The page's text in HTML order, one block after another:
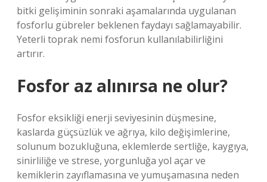
bitki gelişiminin sonraki aşamalarında uygulanan
fosforlu gübreler beklenen faydayı sağlamayabilir.
Yeterli toprak nemi fosforun kullanılabilirliğini
artırır.
Fosfor az alınırsa ne olur?
Fosfor eksikliği enerji seviyesinin düşmesine,
kaslarda güçsüzlük ve ağrıya, kilo değişimlerine,
solunum bozukluğuna, eklemlerde sertliğe, kaygıya,
sinirliliğe ve strese, yorgunluğa yol açar ve
kemiklerin zayıflamasına ve yumuşamasına neden